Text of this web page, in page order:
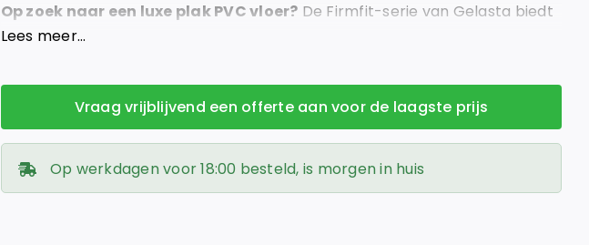
€ 49,95.
€ 32,95.
Op zoek naar een luxe plak PVC vloer? De Firmfit-serie van Gelasta biedt
lange planken met een realistische houtstructuur, ideaal voor elk interieur.
Lees meer…
Vraag vrijblijvend een offerte aan voor de laagste prijs
Op werkdagen voor 18:00 besteld, is morgen in huis